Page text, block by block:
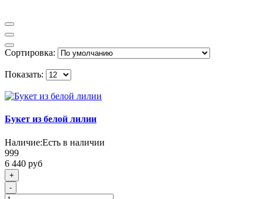
Сортировка:
Показать:
Букет из белой лилии
Наличие:Есть в наличии
999
6 440 руб
+
-